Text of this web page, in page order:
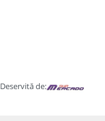
Deservită de: